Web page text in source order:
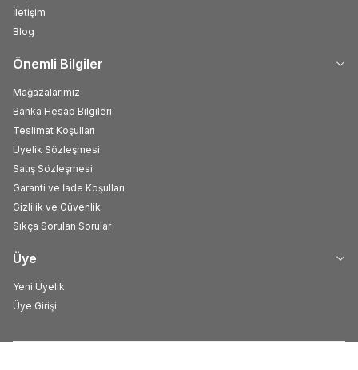
İletişim
Blog
Önemli Bilgiler
Mağazalarımız
Banka Hesap Bilgileri
Teslimat Koşulları
Üyelik Sözleşmesi
Satış Sözleşmesi
Garanti ve İade Koşulları
Gizlilik ve Güvenlik
Sıkça Sorulan Sorular
Üye
Yeni Üyelik
Üye Girişi